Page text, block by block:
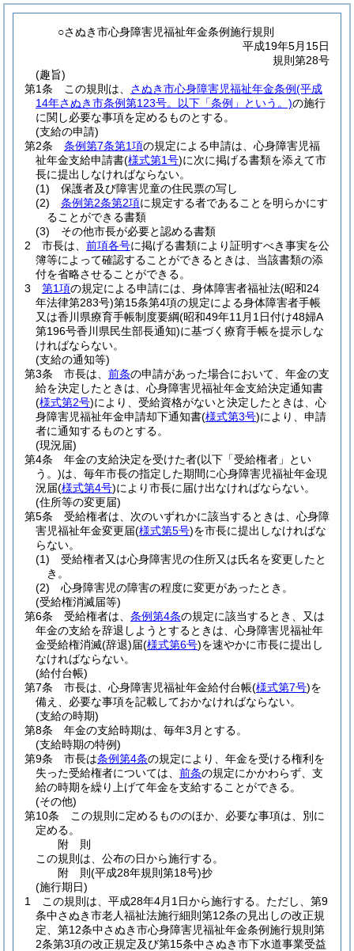
○さぬき市心身障害児福祉年金条例施行規則
平成19年5月15日
規則第28号
(趣旨)
第1条
この規則は、 さぬき市心身障害児福祉年金条例(平成
14年さぬき市条例第123号。以下「条例」という。)の施行
に関し必要な事項を定めるものとする。
(支給の申請)
第2条
条例第7条第1項の規定による申請は、心身障害児福
祉年金支給申請書(様式第1号)に次に掲げる書類を添えて市
長に提出しなければならない。
(1)
保護者及び障害児童の住民票の写し
(2)
条例第2条第2項に規定する者であることを明らかにす
ることができる書類
(3)
その他市長が必要と認める書類
2
市長は、 前項各号に掲げる書類により証明すべき事実を公
簿等によって確認することができるときは、当該書類の添
付を省略させることができる。
3
第1項の規定による申請には、身体障害者福祉法(昭和24
年法律第283号)第15条第4項の規定による身体障害者手帳
又は香川県療育手帳制度要綱(昭和49年11月1日付け48婦A
第196号香川県民生部長通知)に基づく療育手帳を提示しな
ければならない。
(支給の通知等)
第3条
市長は、 前条の申請があった場合において、年金の支
給を決定したときは、心身障害児福祉年金支給決定通知書
(様式第2号)により、受給資格がないと決定したときは、心
身障害児福祉年金申請却下通知書(様式第3号)により、申請
者に通知するものとする。
(現況届)
第4条
年金の支給決定を受けた者(以下「受給権者」とい
う。)は、毎年市長の指定した期間に心身障害児福祉年金現
況届(様式第4号)により市長に届け出なければならない。
(住所等の変更届)
第5条
受給権者は、次のいずれかに該当するときは、心身障
害児福祉年金変更届(様式第5号)を市長に提出しなければな
らない。
(1)
受給権者又は心身障害児の住所又は氏名を変更したと
き。
(2)
心身障害児の障害の程度に変更があったとき。
(受給権消滅届等)
第6条
受給権者は、 条例第4条の規定に該当するとき、又は
年金の支給を辞退しようとするときは、心身障害児福祉年
金受給権消滅(辞退)届(様式第6号)を速やかに市長に提出し
なければならない。
(給付台帳)
第7条
市長は、心身障害児福祉年金給付台帳(様式第7号)を
備え、必要な事項を記載しておかなければならない。
(支給の時期)
第8条
年金の支給時期は、毎年3月とする。
(支給時期の特例)
第9条
市長は条例第4条の規定により、年金を受ける権利を
失った受給権者については、 前条の規定にかかわらず、支
給の時期を繰り上げて年金を支給することができる。
(その他)
第10条
この規則に定めるもののほか、必要な事項は、別に
定める。
附 則
この規則は、公布の日から施行する。
附 則(平成28年規則第18号)抄
(施行期日)
1
この規則は、平成28年4月1日から施行する。 ただし、第9
条中さぬき市老人福祉法施行細則第12条の見出しの改正規
定、第12条中さぬき市心身障害児福祉年金条例施行規則第
2条第3項の改正規定及び第15条中さぬき市下水道事業受益